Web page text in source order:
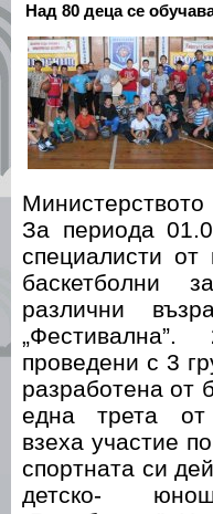
Над 80 деца се
За периода
специалисти от
баскетболни
различни
проведени с 3
разработена от
една трета от
взеха участие
спортната си
детско-